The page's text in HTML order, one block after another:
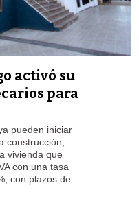
activó su
para
pueden iniciar
construcción,
vivienda que
con una tasa
con plazos de